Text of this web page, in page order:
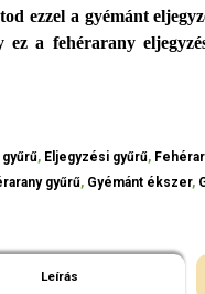
ezzel a gyémánt
ez a fehérarany
gyűrű, Eljegyzési gyűrű,
gyűrű, Gyémánt ékszer,
Leírás